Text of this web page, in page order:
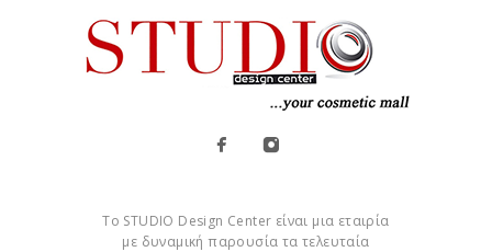
Το STUDIO Design Center είναι μια εταιρία
με δυναμική παρουσία τα τελευταία